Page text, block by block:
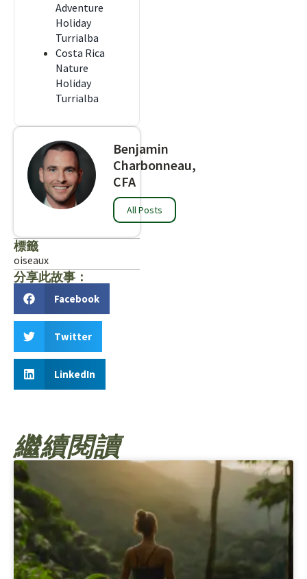
Adventure
Holiday
Turrialba
Costa Rica
Nature
Holiday
Turrialba
Benjamin
Charbonneau,
CFA
All Posts
標籤
oiseaux
分享此故事：
Facebook
Twitter
LinkedIn
繼續閱讀